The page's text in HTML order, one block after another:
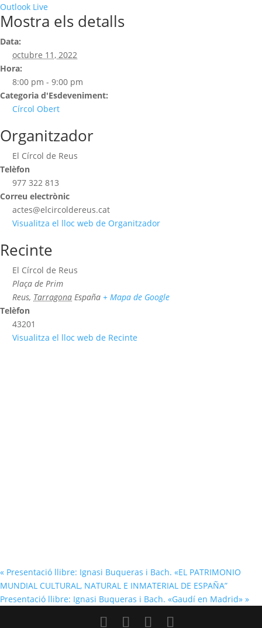
Outlook Live
Mostra els detalls
Data:
octubre 11, 2022
Hora:
8:00 pm - 9:00 pm
Categoria d'Esdeveniment:
Círcol Obert
Organitzador
El Círcol de Reus
Telèfon
977 322 813
Correu electrònic
actes@elcircoldereus.cat
Visualitza el lloc web de Organitzador
Recinte
El Círcol de Reus
Plaça de Prim
Reus, Tarragona España + Mapa de Google
Telèfon
43201
Visualitza el lloc web de Recinte
« Presentació llibre: Ignasi Buqueras i Bach. «EL PATRIMONIO
MUNDIAL CULTURAL, NATURAL E INMATERIAL DE ESPAÑA”
Presentació llibre: Ignasi Buqueras i Bach. «Gaudí en Madrid» »